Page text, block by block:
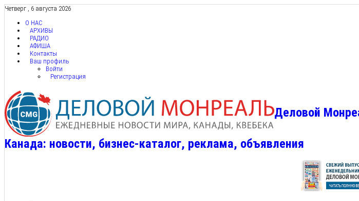
Четверг , 6 августа 2026
О НАС
АРХИВЫ
РАДИО
АФИША
Контакты
Ваш профиль
Войти
Регистрация
Деловой
Канада: новости, бизнес-каталог, реклама, объявления